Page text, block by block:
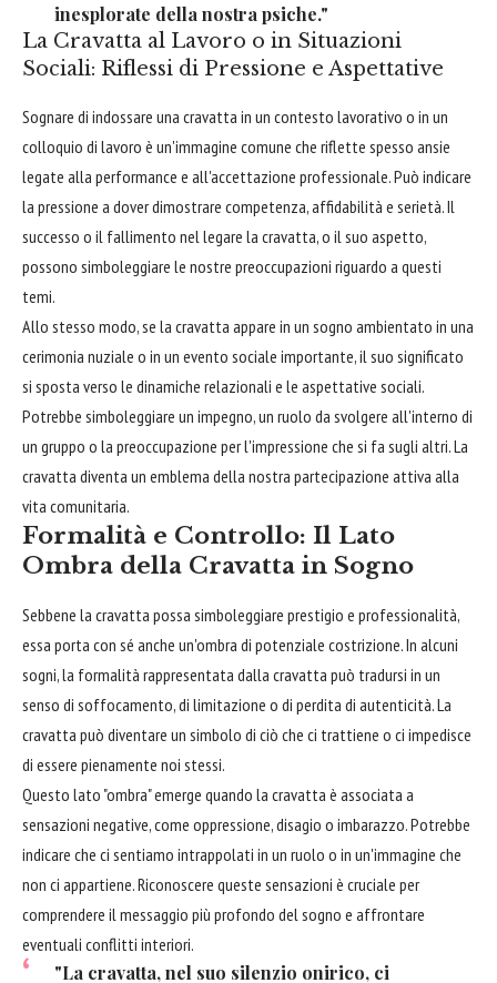
inesplorate della nostra psiche."
La Cravatta al Lavoro o in Situazioni
Sociali: Riflessi di Pressione e Aspettative
Sognare di indossare una cravatta in un contesto lavorativo o in un
colloquio di lavoro è un'immagine comune che riflette spesso ansie
legate alla performance e all'accettazione professionale. Può indicare
la pressione a dover dimostrare competenza, affidabilità e serietà. Il
successo o il fallimento nel legare la cravatta, o il suo aspetto,
possono simboleggiare le nostre preoccupazioni riguardo a questi
temi.
Allo stesso modo, se la cravatta appare in un sogno ambientato in una
cerimonia nuziale o in un evento sociale importante, il suo significato
si sposta verso le dinamiche relazionali e le aspettative sociali.
Potrebbe simboleggiare un impegno, un ruolo da svolgere all'interno di
un gruppo o la preoccupazione per l'impressione che si fa sugli altri. La
cravatta diventa un emblema della nostra partecipazione attiva alla
vita comunitaria.
Formalità e Controllo: Il Lato
Ombra della Cravatta in Sogno
Sebbene la cravatta possa simboleggiare prestigio e professionalità,
essa porta con sé anche un'ombra di potenziale costrizione. In alcuni
sogni, la formalità rappresentata dalla cravatta può tradursi in un
senso di soffocamento, di limitazione o di perdita di autenticità. La
cravatta può diventare un simbolo di ciò che ci trattiene o ci impedisce
di essere pienamente noi stessi.
Questo lato "ombra" emerge quando la cravatta è associata a
sensazioni negative, come oppressione, disagio o imbarazzo. Potrebbe
indicare che ci sentiamo intrappolati in un ruolo o in un'immagine che
non ci appartiene. Riconoscere queste sensazioni è cruciale per
comprendere il messaggio più profondo del sogno e affrontare
eventuali conflitti interiori.
"La cravatta, nel suo silenzio onirico, ci